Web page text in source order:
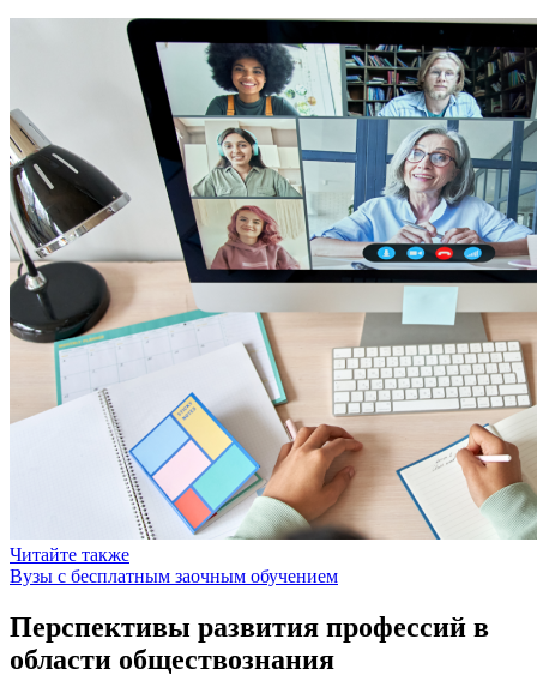
Читайте также
Вузы с бесплатным заочным обучением
Перспективы развития профессий в
области обществознания